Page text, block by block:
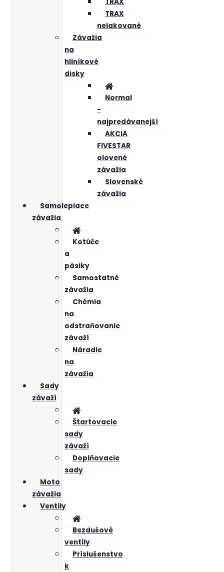
TRAX
TRAX
nelakované
Závažia
na
hliníkové
disky
Normal
-
najpredávanejší
AKCIA
FIVESTAR
olovené
závažia
Slovenské
závažia
Samolepiace
závažia
Kotúče
a
pásiky
Samostatné
závažia
Chémia
na
odstraňovanie
závaží
Náradie
na
závažia
Sady
závaží
Štartovacie
sady
závaží
Doplňovacie
sady
Moto
závažia
Ventily
Bezdušové
ventily
Príslušenstvo
k